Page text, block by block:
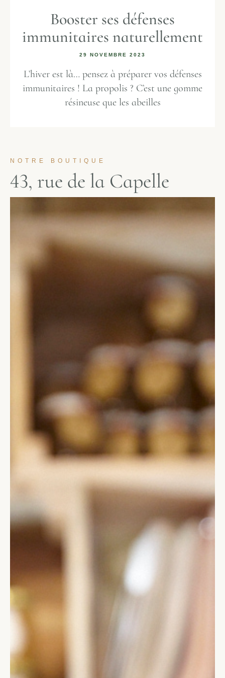
Booster ses défenses
immunitaires naturellement
29 NOVEMBRE 2023
L’hiver est là… pensez à préparer vos défenses
immunitaires ! La propolis ? C’est une gomme
résineuse que les abeilles
NOTRE BOUTIQUE
43, rue de la Capelle